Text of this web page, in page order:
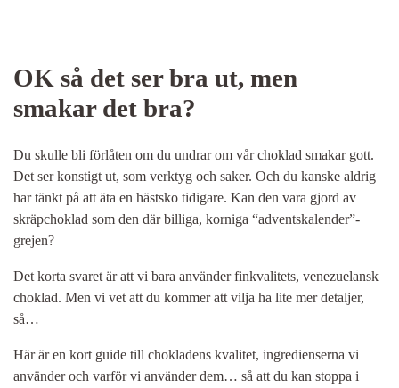
OK så det ser bra ut, men
smakar det bra?
Du skulle bli förlåten om du undrar om vår choklad smakar gott.
Det ser konstigt ut, som verktyg och saker. Och du kanske aldrig
har tänkt på att äta en hästsko tidigare. Kan den vara gjord av
skräpchoklad som den där billiga, korniga “adventskalender”-
grejen?
Det korta svaret är att vi bara använder finkvalitets, venezuelansk
choklad. Men vi vet att du kommer att vilja ha lite mer detaljer,
så…
Här är en kort guide till chokladens kvalitet, ingredienserna vi
använder och varför vi använder dem… så att du kan stoppa i